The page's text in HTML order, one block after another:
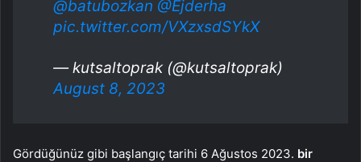
@batubozkan @Ejderha
pic.twitter.com/VXzxsdSYkX
— kutsaltoprak (@kutsaltoprak)
August 8, 2023
Gördüğünüz gibi başlangıç ​​tarihi 6 Ağustos 2023. bir